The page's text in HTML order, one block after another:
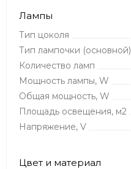
Лампы
Тип цоколя
Тип лампочки (основной)
Количество ламп
Мощность лампы, W
Общая мощность, W
Площадь освещения, м2
Напряжение, V
Цвет и материал